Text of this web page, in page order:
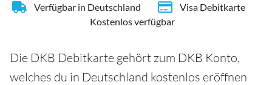
Verfügbar in Deutschland
Visa Debitkarte
Kostenlos verfügbar
Die DKB Debitkarte gehört zum DKB Konto,
welches du in Deutschland kostenlos eröffnen